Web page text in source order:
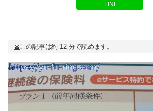
LINE
この記事は約 12 分で読めます。